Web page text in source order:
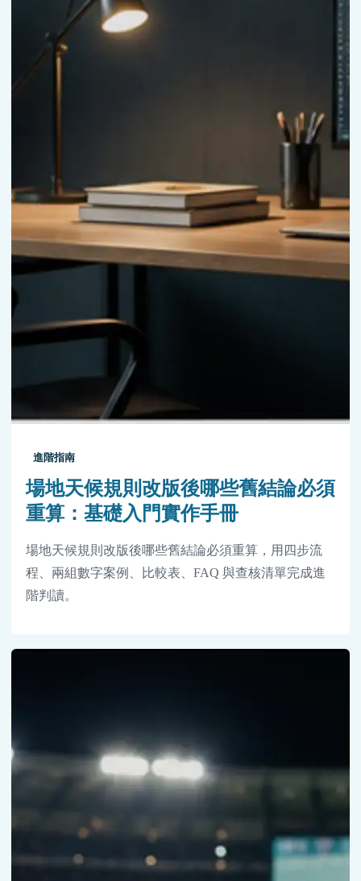
進階指南
場地天候規則改版後哪些舊結論必須
重算：基礎入門實作手冊
場地天候規則改版後哪些舊結論必須重算，用四步流
程、兩組數字案例、比較表、FAQ 與查核清單完成進
階判讀。